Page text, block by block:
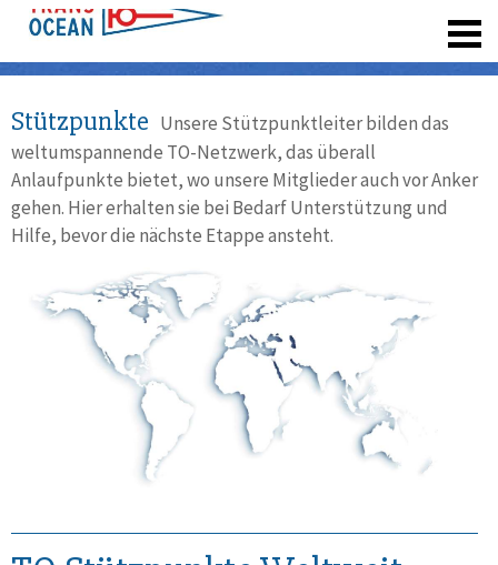
Stützpunkte Unsere Stützpunktleiter bilden das
weltumspannende TO-Netzwerk, das überall
Anlaufpunkte bietet, wo unsere Mitglieder auch vor Anker
gehen. Hier erhalten sie bei Bedarf Unterstützung und
Hilfe, bevor die nächste Etappe ansteht.